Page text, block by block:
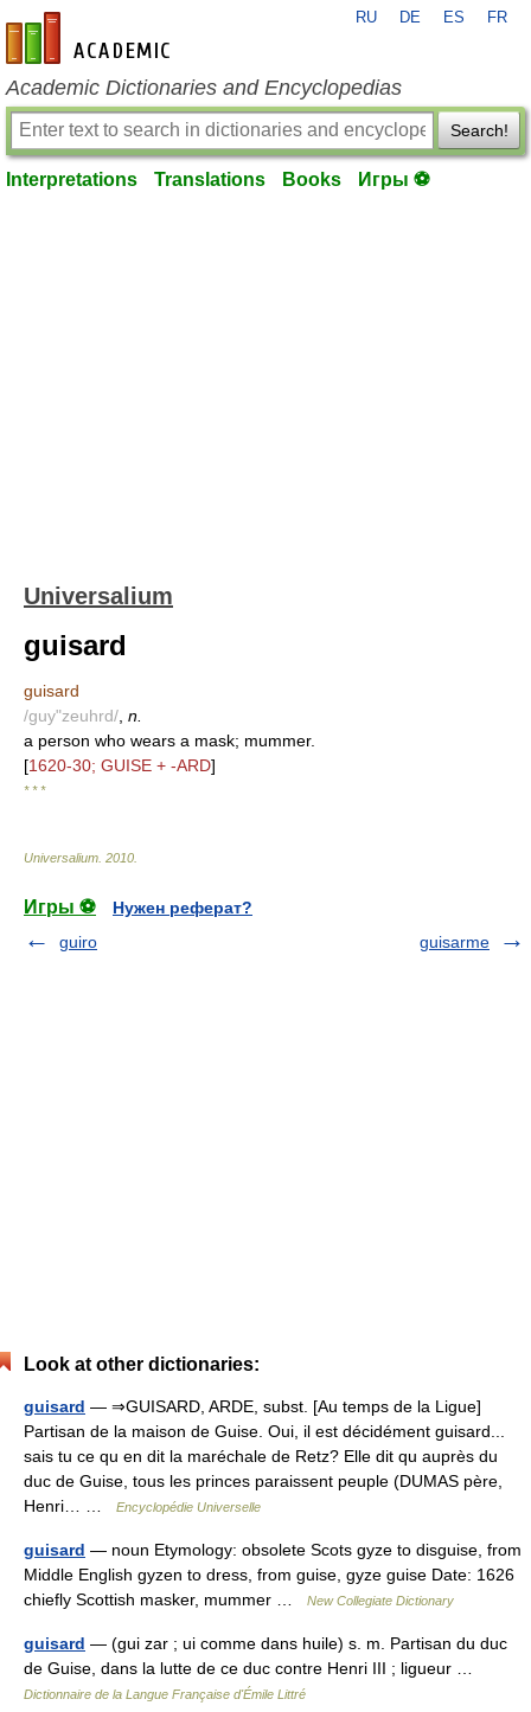
en-academic.com
RU DE ES FR
Academic Dictionaries and Encyclopedias
Search!
Interpretations Translations Books Игры ⚽
Universalium
guisard
guisard
/guy"zeuhrd/ n.
a person who wears a mask; mummer.
[1620-30; GUISE + -ARD]
* * *
Universalium 2010
Игры ⚽
Нужен реферат?
guiro
guisarme
Look at other dictionaries:
guisard — ⇒GUISARD, ARDE, subst. [Au temps de la Ligue]
Partisan de la maison de Guise. Oui, il est décidément guisard...
sais tu ce qu en dit la maréchale de Retz? Elle dit qu auprès du
duc de Guise, tous les princes paraissent peuple (DUMAS père,
Henri… …
Encyclopédie Universelle
guisard — noun Etymology: obsolete Scots gyze to disguise, from
Middle English gyzen to dress, from guise, gyze guise Date: 1626
chiefly Scottish masker, mummer …
New Collegiate Dictionary
guisard — (gui zar ; ui comme dans huile) s. m. Partisan du duc
de Guise, dans la lutte de ce duc contre Henri III ; ligueur …
Dictionnaire de la Langue Française d'Émile Littré